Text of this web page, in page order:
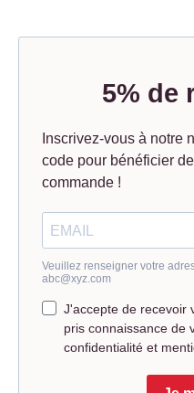
5% de
Inscrivez-vous à notre
code pour bénéficier
commande !
Veuillez renseigner votre
abc@xyz.com
J'accepte de recevoir
pris connaissance de
confidentialité et